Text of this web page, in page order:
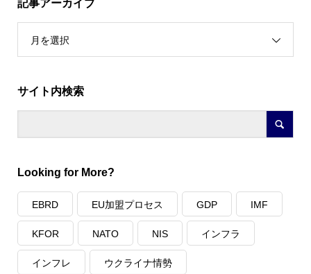
記事アーカイブ
月を選択
サイト内検索
Looking for More?
EBRD EU加盟プロセス GDP IMF
KFOR NATO NIS インフラ
インフレ ウクライナ情勢